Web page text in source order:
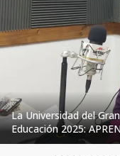
La Universidad del
Educación 2025: